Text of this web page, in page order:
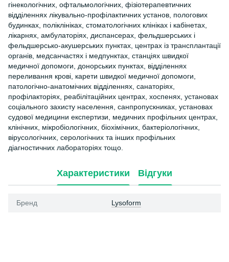
гінекологічних, офтальмологічних, фізіотерапевтичних
відділеннях лікувально-профілактичних установ, пологових
будинках, поліклініках, стоматологічних клініках і кабінетах,
лікарнях, амбулаторіях, диспансерах, фельдшерських і
фельдшерсько-акушерських пунктах, центрах із трансплантації
органів, медсанчастях і медпунктах, станціях швидкої
медичної допомоги, донорських пунктах, відділеннях
переливання крові, карети швидкої медичної допомоги,
патологічно-анатомічних відділеннях, санаторіях,
профілакторіях, реабілітаційних центрах, хоспенях, установах
соціального захисту населення, санпропускниках, установах
судової медицини експертизи, медичних профільних центрах,
клінічних, мікробіологічних, біохімічних, бактеріологічних,
вірусологічних, серологічних та інших профільних
діагностичних лабораторіях тощо.
Характеристики Відгуки
Бренд Lysoform